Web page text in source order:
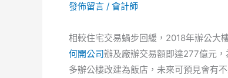
發佈留言 / 會計師
相較住宅交易蝸步回緩，2018年辦公大
何開公司辦及廠辦交易額即達277億元
多辦公樓改建為飯店，未來可預見會有